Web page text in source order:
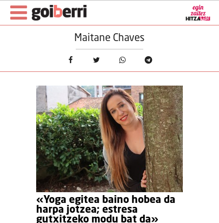
Maitane Chaves
«Yoga egitea baino hobea da
harpa jotzea; estresa
gutxitzeko modu bat da»